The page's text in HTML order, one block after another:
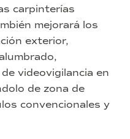
carpinterías
mejorará los
exterior,
videovigilancia en
de zona de
convencionales y